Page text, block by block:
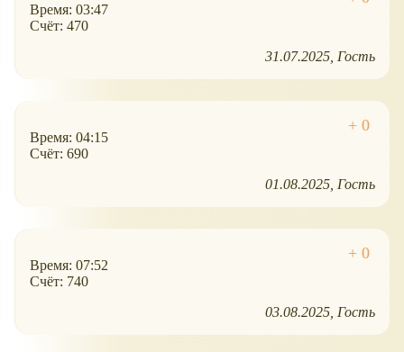
Время: 03:47
Счёт: 470
31.07.2025 Гость
Время: 04:15
Счёт: 690
01.08.2025 Гость
Время: 07:52
Счёт: 740
03.08.2025 Гость